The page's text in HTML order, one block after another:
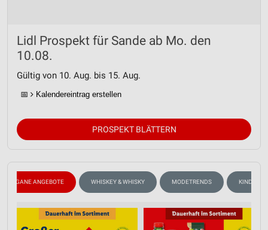
Lidl Prospekt für Sande ab Mo. den
10.08.
Gültig von 10. Aug. bis 15. Aug.
📅 Kalendereintrag erstellen
PROSPEKT BLÄTTERN
VEGANE ANGEBOTE WHISKEY & WHISKY MODETRENDS